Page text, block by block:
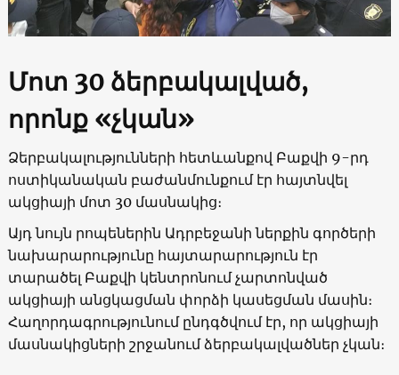
Մոտ 30 ձերբակալված,
որոնք «չկան»
Ձերբակալությունների հետևանքով Բաքվի 9-րդ
ոստիկանական բաժանմունքում էր հայտնվել
ակցիայի մոտ 30 մասնակից։
Այդ նույն րոպեներին Ադրբեջանի ներքին գործերի
նախարարությունը հայտարարություն էր
տարածել Բաքվի կենտրոնում չարտոնված
ակցիայի անցկացման փորձի կասեցման մասին։
Հաղորդագրությունում ընդգծվում էր, որ ակցիայի
մասնակիցների շրջանում ձերբակալվածներ չկան։